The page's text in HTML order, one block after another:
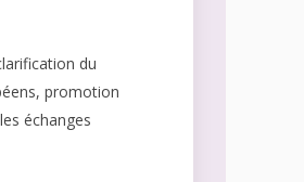
du
promotion
échanges